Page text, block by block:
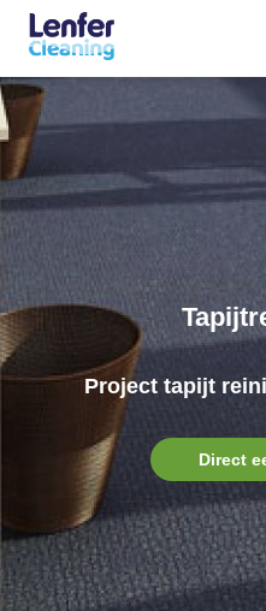
Project tapijt
Direct